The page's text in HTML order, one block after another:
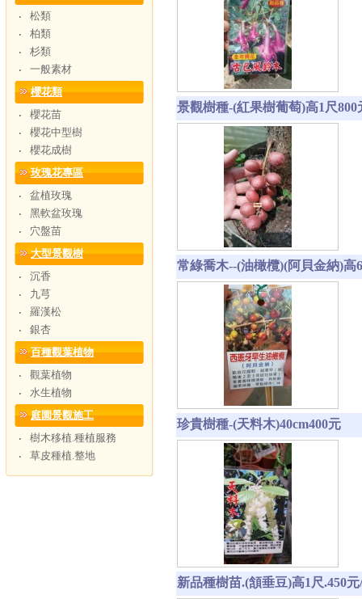
‧
松類
‧
柏類
‧
杉類
‧
一般素材
櫻花類
‧
櫻花苗
‧
櫻花中型樹
‧
櫻花成樹
玫瑰花專區
‧
盆植玫瑰
‧
黑軟盆玫瑰
‧
穴盤苗
大型景觀樹
‧
沉香
‧
九芎
‧
羅漢松
‧
銀杏
百種觀葉植物
‧
觀葉植物
‧
水生植物
庭園景觀施工
‧
樹木移植.種植服務
‧
草皮種植.整地
景觀樹種-(紅果樹葡萄)高1尺800
常綠喬木--(油橄欖)(阿貝金納)高
珍貴樹種-(天料木)40cm400元
新品種樹苗.(頷垂豆)高1尺.450元